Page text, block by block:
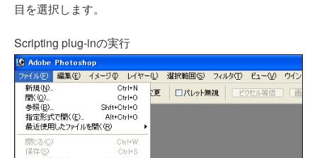
目を選択します。
Scripting plug-inの実行